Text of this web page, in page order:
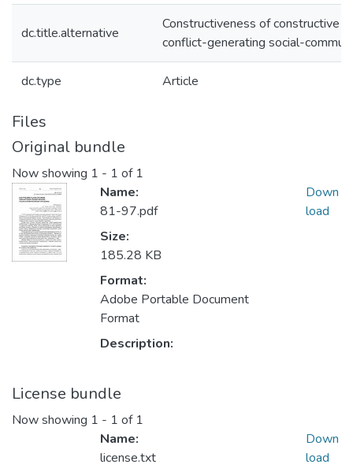
dc.title.alternative
Constructiveness of constructive
conflict-generating social-
dc.type Article
Files
Original bundle
Now showing 1 - 1 of 1
Name:
81-97.pdf
Size:
185.28 KB
Format:
Adobe Portable Document
Format
Description:
Down
load
License bundle
Now showing 1 - 1 of 1
Name:
license.txt
Down
load